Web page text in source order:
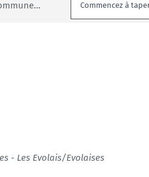
- Les Evolais/Evolaises